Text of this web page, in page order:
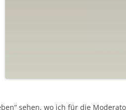
sehen, wo ich für die